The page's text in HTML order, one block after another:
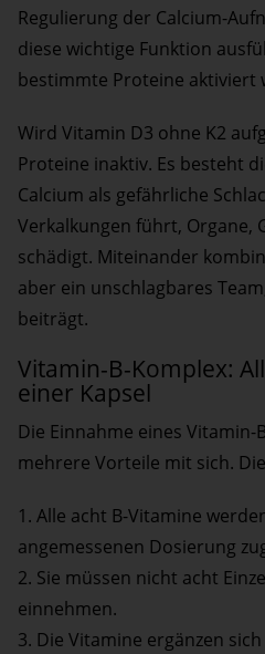
Regulierung der Calcium-
diese wichtige Funktion
bestimmte Proteine aktiviert
Wird Vitamin D3 ohne K2
Proteine inaktiv. Es besteht
Calcium als gefährliche
Verkalkungen führt, Organe,
schädigt. Miteinander
aber ein unschlagbares
beiträgt.
Vitamin-B-Komplex:
einer Kapsel
Die Einnahme eines
mehrere Vorteile mit sich.
1. Alle acht B-Vitamine
angemessenen Dosierung
2. Sie müssen nicht acht
einnehmen.
3. Die Vitamine ergänzen